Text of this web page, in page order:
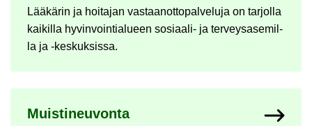
Lää­kä­rin ja hoi­ta­jan vas­taan­ot­to­pal­ve­lu­ja on tar­jol­la
kai­kil­la hy­vin­voin­tia­lu­een sosiaali-​ ja ter­veys­a­se­mil­
la ja -​keskuksissa.
Muis­ti­neu­von­ta